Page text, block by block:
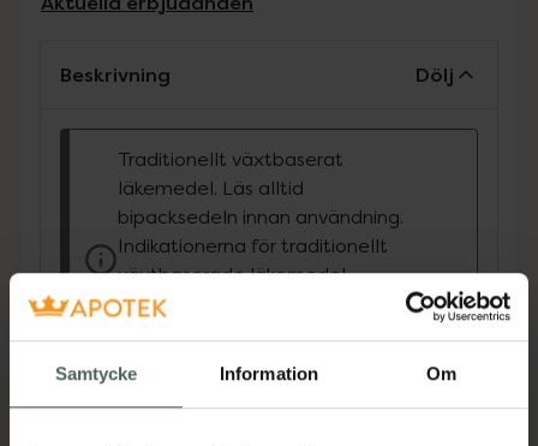
Samtycke Information Om
Beskrivning Dölj
Traditionellt växtbaserat
läkemedel. Läs alltid
bipacksedeln innan användning.
Indikationerna för traditionellt
växtbaserade läkemedel
grundar sig uteslutande på
användning.
Canephron® har använts av miljontals kvinnor